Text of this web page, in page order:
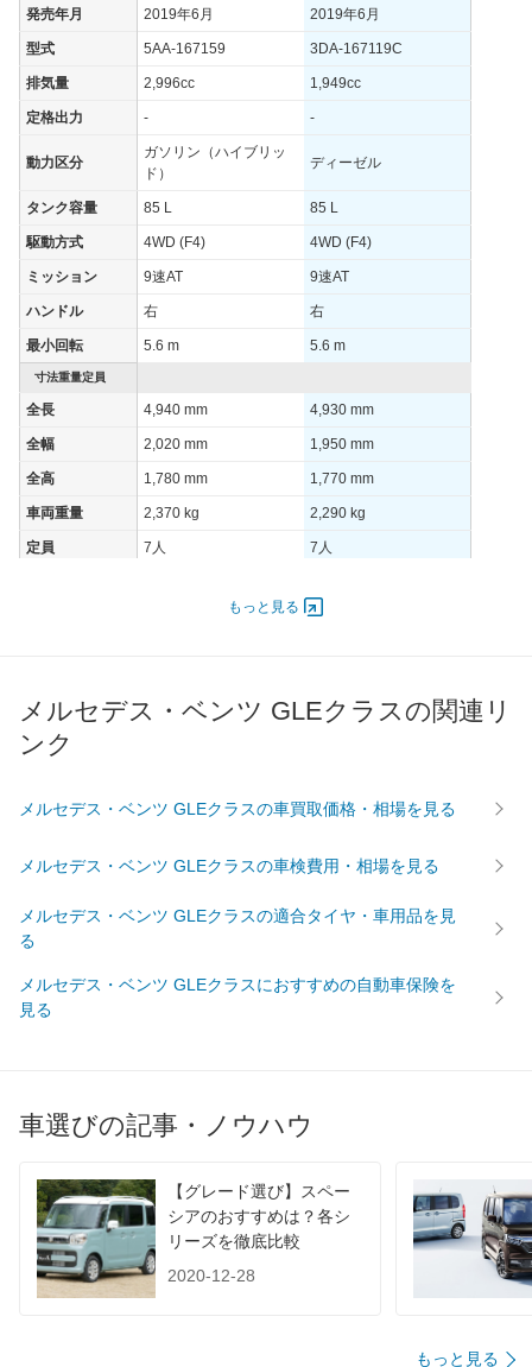
発売年月 2019年6月 2019年6月
型式 5AA-167159 3DA-167119C
排気量 2,996cc 1,949cc
定格出力 - -
動力区分
ガソリン（ハイブリッ
ド）
ディーゼル
タンク容量 85 L 85 L
駆動方式 4WD (F4) 4WD (F4)
ミッション 9速AT 9速AT
ハンドル 右 右
最小回転 5.6 m 5.6 m
寸法重量定員
全長 4,940 mm 4,930 mm
全幅 2,020 mm 1,950 mm
全高 1,780 mm 1,770 mm
車両重量 2,370 kg 2,290 kg
定員 7人 7人
最高出力 270.00 [367]/ 5,500 180.00 [245]/ 4,200
最高トルク
タイヤ
後輪サイズ 275/50R20 255/50R19
WLTC
WLTC/郊外
60km定地 -
装備オプション 装備詳細を見る 装備詳細を見る
もっと見る
メルセデス・ベンツ GLEクラスの関連リ
ンク
メルセデス・ベンツ GLEクラスの車買取価格・相場を見る
メルセデス・ベンツ GLEクラスの車検費用・相場を見る
メルセデス・ベンツ GLEクラスの適合タイヤ・車用品を見
る
メルセデス・ベンツ GLEクラスにおすすめの自動車保険を
見る
車選びの記事・ノウハウ
【グレード選び】スペー
シアのおすすめは？各シ
リーズを徹底比較
2020-12-28
もっと見る